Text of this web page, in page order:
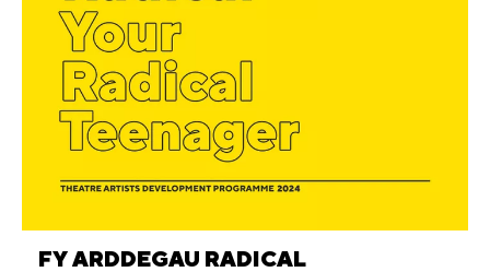
FY ARDDEGAU RADICAL